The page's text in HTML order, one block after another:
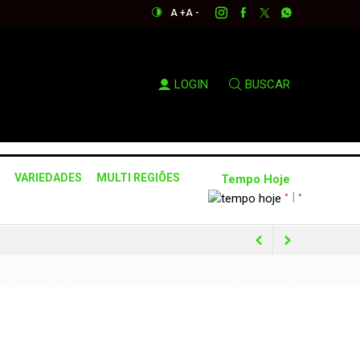
A +A -
LOGIN BUSCAR
VARIEDADES
MULTI REGIÕES
Tempo Hoje
° °
região